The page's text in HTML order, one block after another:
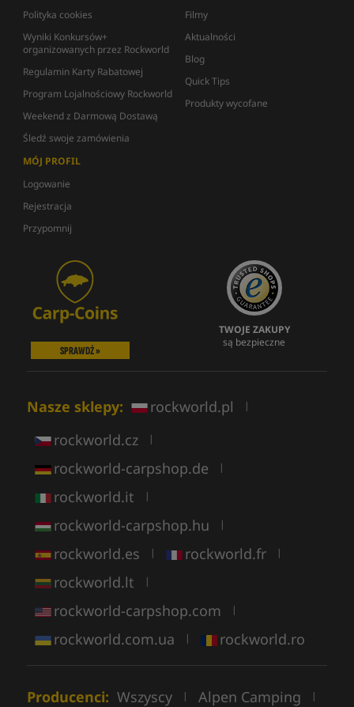
Polityka cookies
Wyniki Konkursów+
organizowanych przez Rockworld
Regulamin Karty Rabatowej
Program Lojalnościowy Rockworld
Weekend z Darmową Dostawą
Śledź swoje zamówienia
Filmy
Aktualności
Blog
Quick Tips
Produkty wycofane
MÓJ PROFIL
Logowanie
Rejestracja
Przypomnij
SPRAWDŹ »
TWOJE ZAKUPY
są bezpieczne
Nasze sklepy: rockworld.pl |
rockworld.cz |
rockworld-carpshop.de |
rockworld.it |
rockworld-carpshop.hu |
rockworld.es | rockworld.fr |
rockworld.lt |
rockworld-carpshop.com |
rockworld.com.ua | rockworld.ro
Producenci: Wszyscy | Alpen Camping |